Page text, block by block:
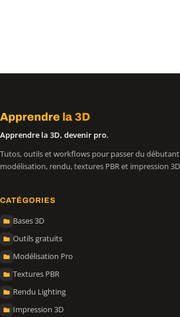
Apprendre la 3D
Apprendre la 3D, devenir pro.
Tutos, outils et workflows pour passer du débutant
modélisation, rendu, textures PBR et impression
CATÉGORIES
Bases 3D
Outils gratuits
Modélisation Pro
Textures PBR
Rendu Lighting
Impression 3D